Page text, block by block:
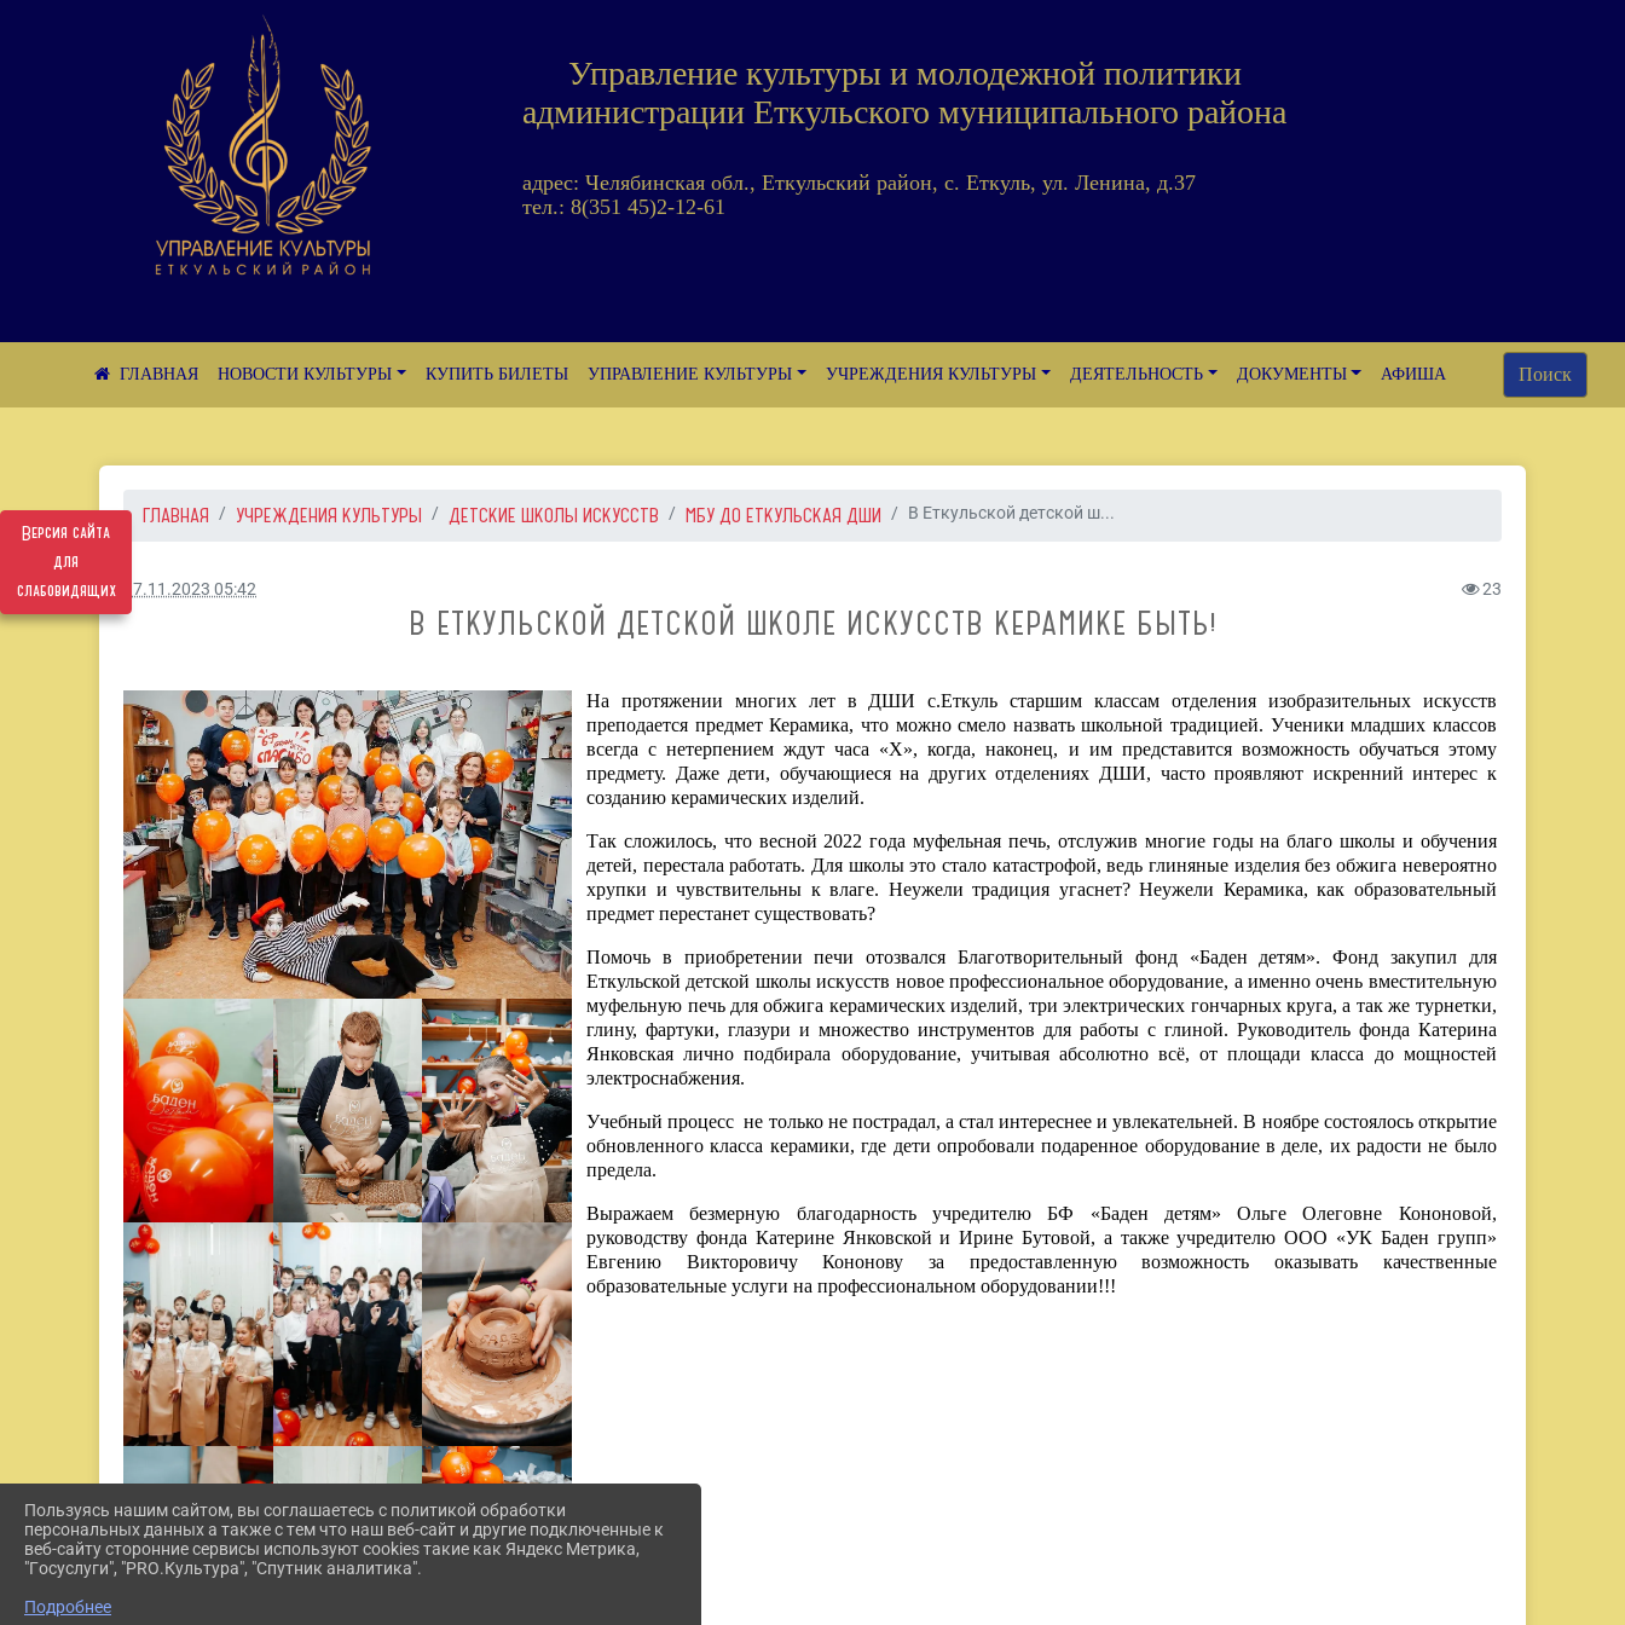
Версия сайта
для
слабовидящих
Управление культуры и молодежной политики
администрации Еткульского муниципального района
адрес: Челябинская обл., Еткульский район, с. Еткуль, ул. Ленина, д.37
тел.: 8(351 45)2-12-61
НОВОСТИ КУЛЬТУРЫ КУПИТЬ БИЛЕТЫ УПРАВЛЕНИЕ КУЛЬТУРЫ УЧРЕЖДЕНИЯ КУЛЬТУРЫ ДЕЯТЕЛЬНОСТЬ ДОКУМЕНТЫ АФИША Поиск
ГЛАВНАЯ УЧРЕЖДЕНИЯ КУЛЬТУРЫ ДЕТСКИЕ ШКОЛЫ ИСКУССТВ МБУ ДО ЕТКУЛЬСКАЯ ДШИ В Еткульской детской ш...
17.11.2023 05:42 23
В ЕТКУЛЬСКОЙ ДЕТСКОЙ ШКОЛЕ ИСКУССТВ КЕРАМИКЕ БЫТЬ!
На протяжении многих лет в ДШИ с.Еткуль старшим классам отделения изобразительных искусств
преподается предмет Керамика, что можно смело назвать школьной традицией. Ученики младших классов
всегда с нетерпением ждут часа «Х», когда, наконец, и им представится возможность обучаться этому
предмету. Даже дети, обучающиеся на других отделениях ДШИ, часто проявляют искренний интерес к
созданию керамических изделий.
Так сложилось, что весной 2022 года муфельная печь, отслужив многие годы на благо школы и обучения
детей, перестала работать. Для школы это стало катастрофой, ведь глиняные изделия без обжига невероятно
хрупки и чувствительны к влаге. Неужели традиция угаснет? Неужели Керамика, как образовательный
предмет перестанет существовать?
Помочь в приобретении печи отозвался Благотворительный фонд «Баден детям». Фонд закупил для
Еткульской детской школы искусств новое профессиональное оборудование, а именно очень вместительную
муфельную печь для обжига керамических изделий, три электрических гончарных круга, а так же турнетки,
глину, фартуки, глазури и множество инструментов для работы с глиной. Руководитель фонда Катерина
Янковская лично подбирала оборудование, учитывая абсолютно всё, от площади класса до мощностей
электроснабжения.
Учебный процесс не только не пострадал, а стал интереснее и увлекательней. В ноябре состоялось открытие
обновленного класса керамики, где дети опробовали подаренное оборудование в деле, их радости не было
предела.
Выражаем безмерную благодарность учредителю БФ «Баден детям» Ольге Олеговне Кононовой,
руководству фонда Катерине Янковской и Ирине Бутовой, а также учредителю ООО «УК Баден групп»
Евгению Викторовичу Кононову за предоставленную возможность оказывать качественные
образовательные услуги на профессиональном оборудовании!!!
Пользуясь нашим сайтом, вы соглашаетесь с политикой обработки
персональных данных а также с тем что наш веб-сайт и другие подключенные к
веб-сайту сторонние сервисы используют cookies такие как Яндекс Метрика,
"Госуслуги", "PRO.Культура", "Спутник аналитика".
Подробнее